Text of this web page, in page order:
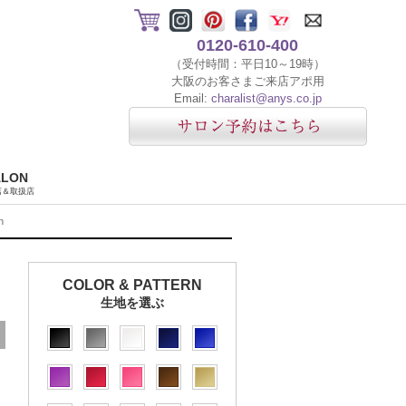
0120-610-400
（受付時間：平日10～19時）
大阪のお客さまご来店アポ用
Email: charalist@anys.co.jp
＆取扱店
COLOR & PATTERN
生地を選ぶ